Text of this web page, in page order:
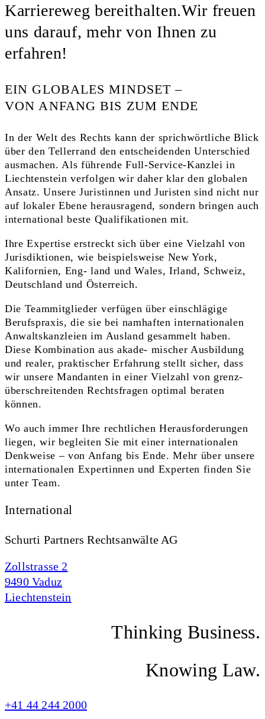
Karriereweg bereithalten.Wir freuen
uns darauf, mehr von Ihnen zu
erfahren!
EIN GLOBALES MINDSET –
VON ANFANG BIS ZUM ENDE
In der Welt des Rechts kann der sprichwörtliche Blick
über den Tellerrand den entscheidenden Unterschied
ausmachen. Als führende Full-Service-Kanzlei in
Liechtenstein verfolgen wir daher klar den globalen
Ansatz. Unsere Juristinnen und Juristen sind nicht nur
auf lokaler Ebene herausragend, sondern bringen auch
international beste Qualifikationen mit.
Ihre Expertise erstreckt sich über eine Vielzahl von
Jurisdiktionen, wie beispielsweise New York,
Kalifornien, Eng- land und Wales, Irland, Schweiz,
Deutschland und Österreich.
Die Teammitglieder verfügen über einschlägige
Berufspraxis, die sie bei namhaften internationalen
Anwaltskanzleien im Ausland gesammelt haben.
Diese Kombination aus akade- mischer Ausbildung
und realer, praktischer Erfahrung stellt sicher, dass
wir unsere Mandanten in einer Vielzahl von grenz-
überschreitenden Rechtsfragen optimal beraten
können.
Wo auch immer Ihre rechtlichen Herausforderungen
liegen, wir begleiten Sie mit einer internationalen
Denkweise – von Anfang bis Ende. Mehr über unsere
internationalen Expertinnen und Experten finden Sie
unter Team.
International
Schurti Partners Rechtsanwälte AG
Zollstrasse 2
9490 Vaduz
Liechtenstein
Thinking Business.
Knowing Law.
+41 44 244 2000